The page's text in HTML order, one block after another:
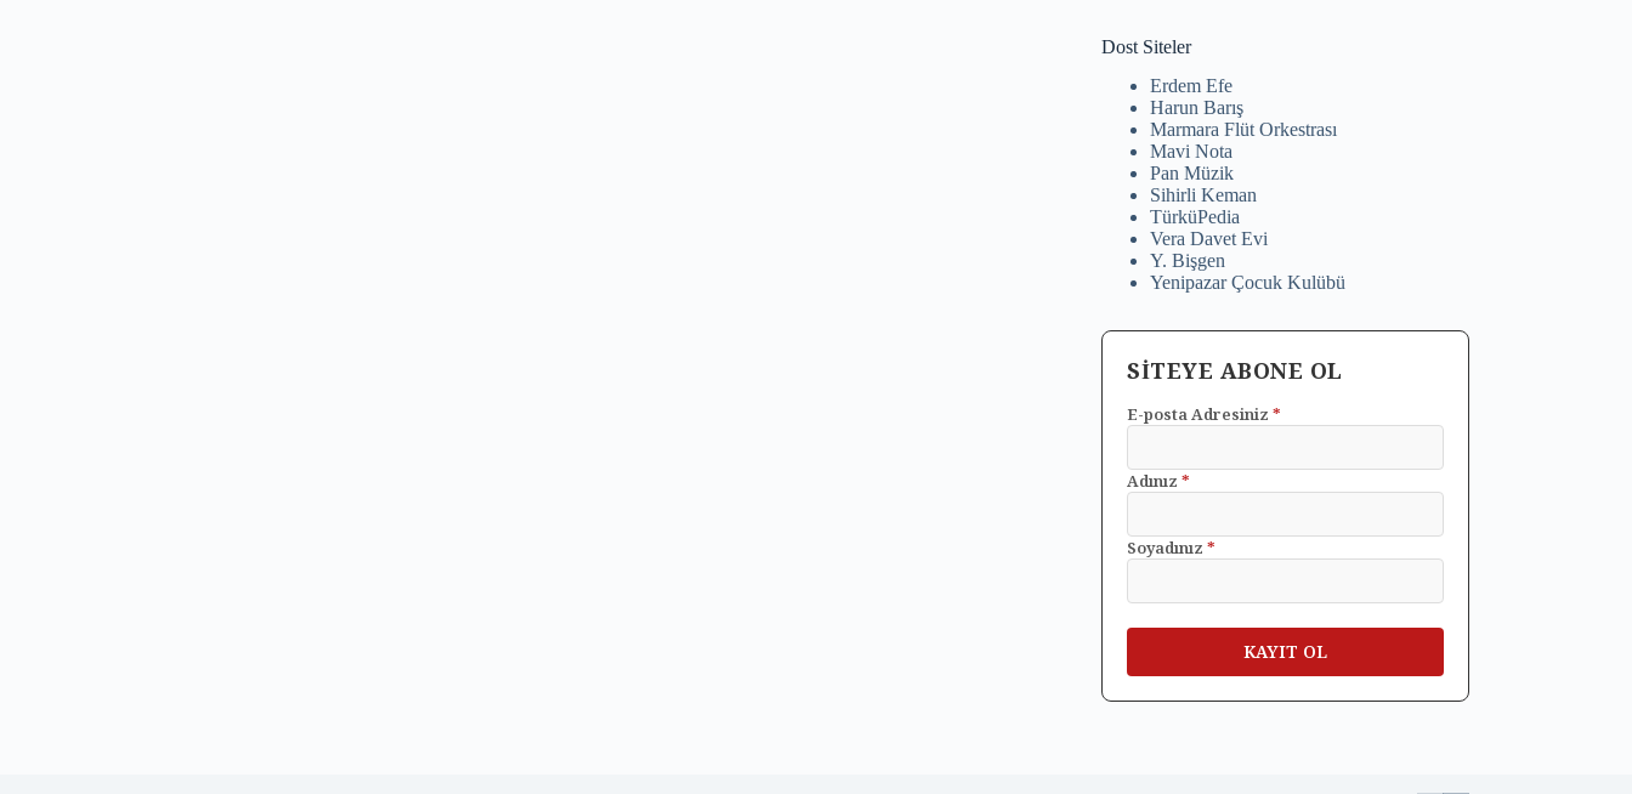
Dost Siteler
Erdem Efe
Harun Barış
Marmara Flüt Orkestrası
Mavi Nota
Pan Müzik
Sihirli Keman
TürküPedia
Vera Davet Evi
Y. Bişgen
Yenipazar Çocuk Kulübü
SİTEYE ABONE OL
E-posta Adresiniz*
Adınız*
Soyadınız*